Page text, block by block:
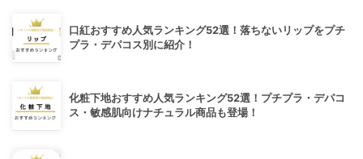
口紅おすすめ人気ランキング52選！落ちないリップをプチ
プラ・デパコス別に紹介！
化粧下地おすすめ人気ランキング52選！プチプラ・デパコ
ス・敏感肌向けナチュラル商品も登場！